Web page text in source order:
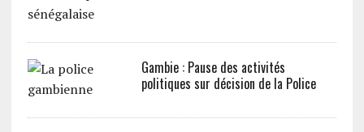
Gambie : Pause des activités
politiques sur décision de la Police